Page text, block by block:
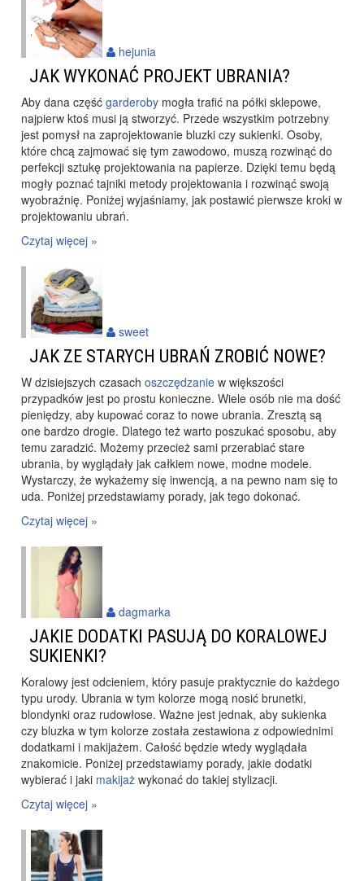
JAK WYKONAĆ PROJEKT UBRANIA?
Aby dana część garderoby mogła trafić na półki sklepowe,
najpierw ktoś musi ją stworzyć. Przede wszystkim potrzebny
jest pomysł na zaprojektowanie bluzki czy sukienki. Osoby,
które chcą zajmować się tym zawodowo, muszą rozwinąć do
perfekcji sztukę projektowania na papierze. Dzięki temu będą
mogły poznać tajniki metody projektowania i rozwinąć swoją
wyobraźnię. Poniżej wyjaśniamy, jak postawić pierwsze kroki w
projektowaniu ubrań.
Czytaj więcej »
hejunia
JAK ZE STARYCH UBRAŃ ZROBIĆ NOWE?
W dzisiejszych czasach oszczędzanie w większości
przypadków jest po prostu konieczne. Wiele osób nie ma dość
pieniędzy, aby kupować coraz to nowe ubrania. Zresztą są
one bardzo drogie. Dlatego też warto poszukać sposobu, aby
temu zaradzić. Możemy przecież sami przerabiać stare
ubrania, by wyglądały jak całkiem nowe, modne modele.
Wystarczy, że wykażemy się inwencją, a na pewno nam się to
uda. Poniżej przedstawiamy porady, jak tego dokonać.
Czytaj więcej »
sweet
JAKIE DODATKI PASUJĄ DO KORALOWEJ
SUKIENKI?
Koralowy jest odcieniem, który pasuje praktycznie do każdego
typu urody. Ubrania w tym kolorze mogą nosić brunetki,
blondynki oraz rudowłose. Ważne jest jednak, aby sukienka
czy bluzka w tym kolorze została zestawiona z odpowiednimi
dodatkami i makijażem. Całość będzie wtedy wyglądała
znakomicie. Poniżej przedstawiamy porady, jakie dodatki
wybierać i jaki makijaż wykonać do takiej stylizacji.
Czytaj więcej »
dagmarka